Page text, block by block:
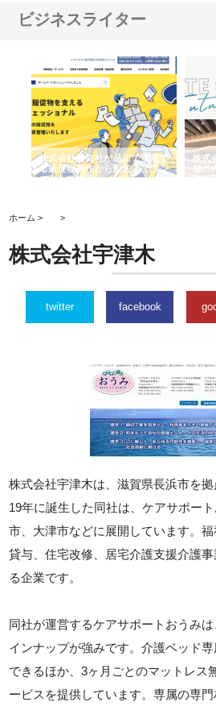
ビジネスライター
株式会社耕文社が品川で実現す
る販促物製作から配送までワン
ストップ対応
株式
舗の
由
ホーム > >
株式会社宇津木
twitter facebook
株式会社宇津木は、滋賀県長浜市を
19年に誕生した同社は、ケアサポー
市、大津市などに展開しています。
貸与、住宅改修、居宅介護支援介護
る企業です。
同社が運営するケアサポートおうみ
インナップが強みです。介護ベッド
できるほか、3ヶ月ごとのマットレス
ービスを提供しています。専属の専